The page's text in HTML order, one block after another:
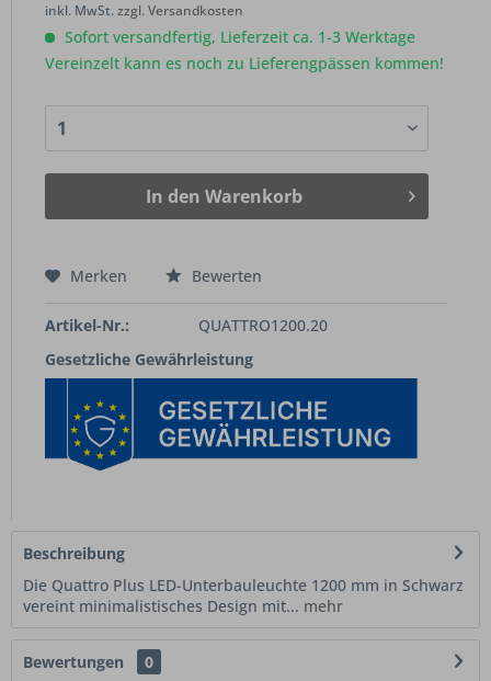
inkl. MwSt.zzgl. Versandkosten
Sofort versandfertig, Lieferzeit ca. 1-3 Werktage
Vereinzelt kann es noch zu Lieferengpässen kommen!
In den Warenkorb
Merken Bewerten
Artikel-Nr.:
QUATTRO1200.20
Gesetzliche Gewährleistung
Beschreibung
Die Quattro Plus LED-Unterbauleuchte 1200 mm in Schwarz
vereint minimalistisches Design mit... mehr
Bewertungen
0